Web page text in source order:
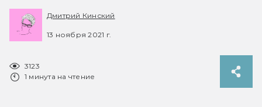
Дмитрий Кинский
13 ноября 2021 г.
3123
1 минута на чтение